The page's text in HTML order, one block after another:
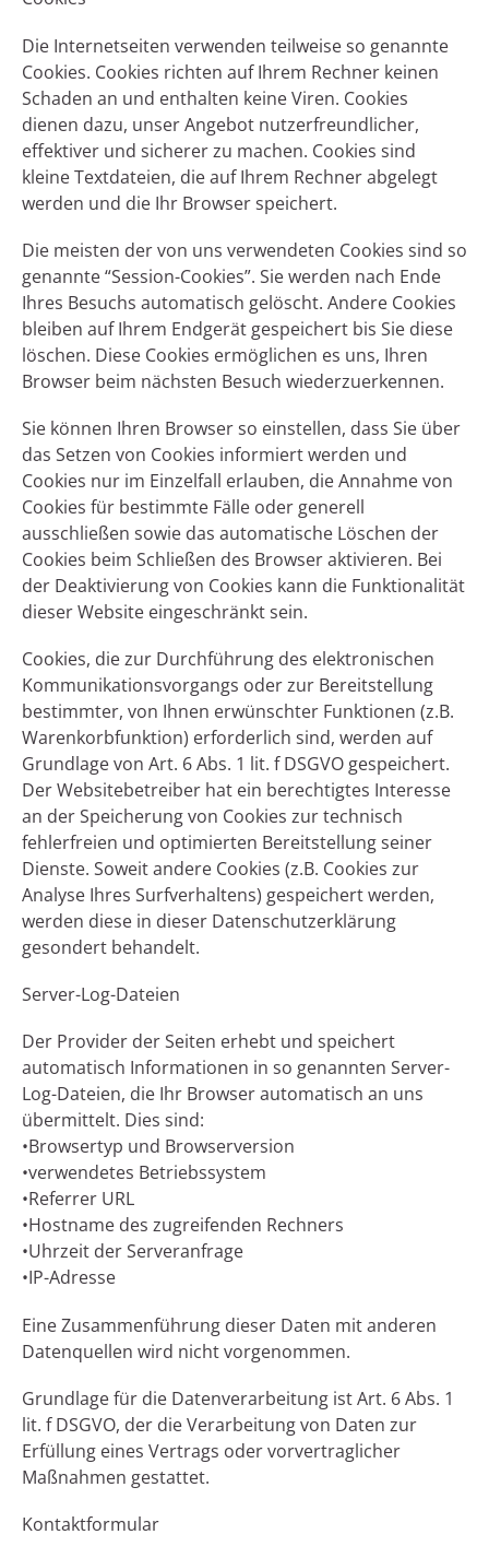
Die Internetseiten verwenden teilweise so genannte
Cookies. Cookies richten auf Ihrem Rechner keinen
Schaden an und enthalten keine Viren. Cookies
dienen dazu, unser Angebot nutzerfreundlicher,
effektiver und sicherer zu machen. Cookies sind
kleine Textdateien, die auf Ihrem Rechner abgelegt
werden und die Ihr Browser speichert.
Die meisten der von uns verwendeten Cookies sind so
genannte “Session-Cookies”. Sie werden nach Ende
Ihres Besuchs automatisch gelöscht. Andere Cookies
bleiben auf Ihrem Endgerät gespeichert bis Sie diese
löschen. Diese Cookies ermöglichen es uns, Ihren
Browser beim nächsten Besuch wiederzuerkennen.
Sie können Ihren Browser so einstellen, dass Sie über
das Setzen von Cookies informiert werden und
Cookies nur im Einzelfall erlauben, die Annahme von
Cookies für bestimmte Fälle oder generell
ausschließen sowie das automatische Löschen der
Cookies beim Schließen des Browser aktivieren. Bei
der Deaktivierung von Cookies kann die Funktionalität
dieser Website eingeschränkt sein.
Cookies, die zur Durchführung des elektronischen
Kommunikationsvorgangs oder zur Bereitstellung
bestimmter, von Ihnen erwünschter Funktionen (z.B.
Warenkorbfunktion) erforderlich sind, werden auf
Grundlage von Art. 6 Abs. 1 lit. f DSGVO gespeichert.
Der Websitebetreiber hat ein berechtigtes Interesse
an der Speicherung von Cookies zur technisch
fehlerfreien und optimierten Bereitstellung seiner
Dienste. Soweit andere Cookies (z.B. Cookies zur
Analyse Ihres Surfverhaltens) gespeichert werden,
werden diese in dieser Datenschutzerklärung
gesondert behandelt.
Server-Log-Dateien
Der Provider der Seiten erhebt und speichert
automatisch Informationen in so genannten Server-
Log-Dateien, die Ihr Browser automatisch an uns
übermittelt. Dies sind:
•Browsertyp und Browserversion
•verwendetes Betriebssystem
•Referrer URL
•Hostname des zugreifenden Rechners
•Uhrzeit der Serveranfrage
•IP-Adresse
Eine Zusammenführung dieser Daten mit anderen
Datenquellen wird nicht vorgenommen.
Grundlage für die Datenverarbeitung ist Art. 6 Abs. 1
lit. f DSGVO, der die Verarbeitung von Daten zur
Erfüllung eines Vertrags oder vorvertraglicher
Maßnahmen gestattet.
Kontaktformular